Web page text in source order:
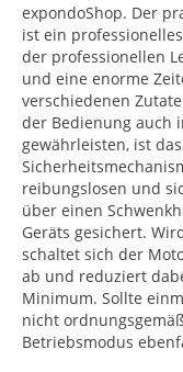
expondo­Shop. Der
ist ein
der professionellen
und eine enorme
verschiedenen
der Bedienung auch
gewährleisten, ist
reibungslosen und
über einen
Geräts gesichert.
schaltet sich der
ab und reduziert
Minimum. Sollte
nicht
Betriebsmodus